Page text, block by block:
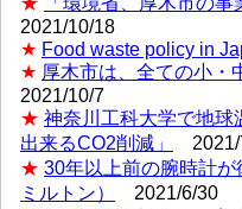
2021/10/18
★ Food waste policy in
★ 厚木市は、全ての小・
2021/10/7
★ 神奈川工科大学で地球
出来るCO2削減」
★ 30年以上前の腕時計
ミルトン）
2021/6/30